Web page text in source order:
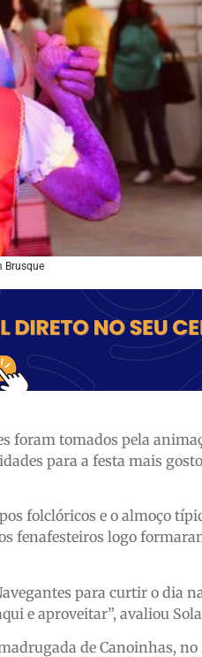
Brusque
foram tomados pela
para a festa mais
folclóricos e o almoço
fenafesteiros logo
para curtir o dia
e aproveitar”, avaliou
de Canoinhas,